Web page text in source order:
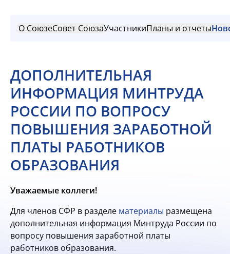
О СоюзеСовет СоюзаУчастникиПланы и отчеты
ДОПОЛНИТЕЛЬНАЯ
ИНФОРМАЦИЯ МИНТРУДА
РОССИИ ПО ВОПРОСУ
ПОВЫШЕНИЯ ЗАРАБОТНОЙ
ПЛАТЫ РАБОТНИКОВ
ОБРАЗОВАНИЯ
Уважаемые коллеги!
Для членов СФР в разделе материалы размещена
дополнительная информация Минтруда России по
вопросу повышения заработной платы
работников образования.